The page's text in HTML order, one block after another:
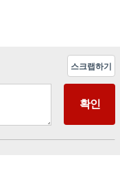
스크랩하기